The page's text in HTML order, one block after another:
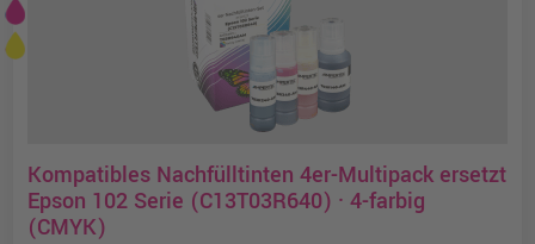
Kompatibles Nachfülltinten 4er-Multipack ersetzt
Epson 102 Serie (C13T03R640) · 4-farbig
(CMYK)